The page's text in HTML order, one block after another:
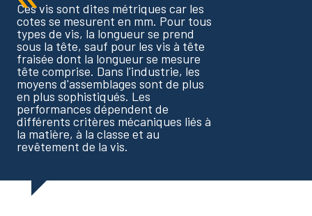
Ces vis sont dites métriques car les
cotes se mesurent en mm. Pour tous
types de vis, la longueur se prend
sous la tête, sauf pour les vis à tête
fraisée dont la longueur se mesure
tête comprise. Dans l'industrie, les
moyens d'assemblages sont de plus
en plus sophistiqués. Les
performances dépendent de
différents critères mécaniques liés à
la matière, à la classe et au
revêtement de la vis.